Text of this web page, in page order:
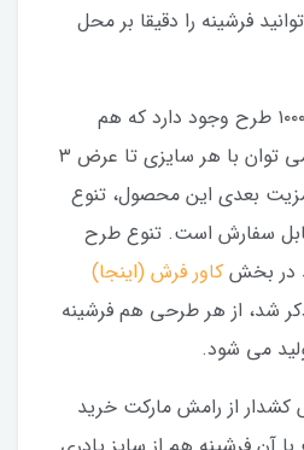
فرشینه را دقیقا بر محل
بیش از ۱۰۰۰ طرح وجود دارد که هم
فرشینه و هم کاور فرش می توان با هر سایزی تا عرض ۳
بعدی این محصول، تنوع
سفارش است. تنوع طرح
در بخش کاور فرش (اینجا)
ذکر شد، از هر طرحی هم فرشینه
می شود.
از رامش مارکت خرید